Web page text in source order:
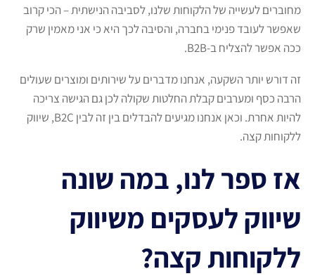
מחוברים לעשייה של הלקוחות שלנו, לסביבה הנישתית – הכי קרוב
שאפשר לעובד פנימי בחברה, והסיבה לכך היא כי אני מאמין שרק
ככה אפשר להצליח ב-B2B.
זה דורש יותר השקעה, אנחנו מדברים על שירותים ומוצרים שעולים
הרבה כסף ומערבים קבלת החלטות שקולה לכן גם הגישה צריכה
להיות אחרת. וכאן אנחנו מגיעים להבדלים בין זה לבין B2C, שיווק
ללקוחות קצה.
אז ספר לנו, במה שונה
שיווק לעסקים משיווק
ללקוחות קצה?